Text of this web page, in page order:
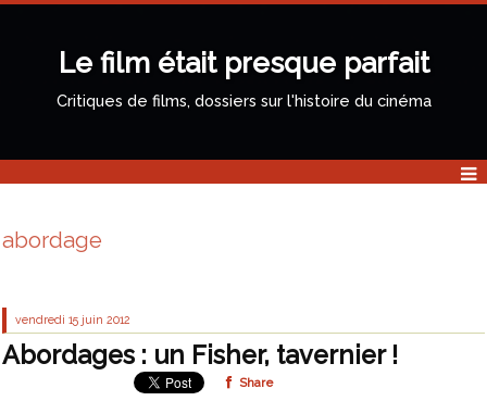
Le film était presque parfait
Critiques de films, dossiers sur l'histoire du cinéma
abordage
vendredi 15 juin 2012
Abordages : un Fisher, tavernier !
Share